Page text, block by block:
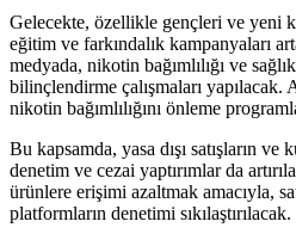
Gelecekte, özellikle gençleri ve yeni
eğitim ve farkındalık kampanyaları
medyada, nikotin bağımlılığı ve
bilinçlendirme çalışmaları yapılacak.
nikotin bağımlılığını önleme
Bu kapsamda, yasa dışı satışların ve
denetim ve cezai yaptırımlar da
ürünlere erişimi azaltmak amacıyla,
platformların denetimi sıkılaştırılacak.